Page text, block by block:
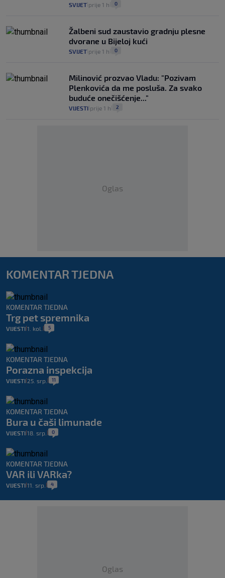
SVIJET prije 1 h 0
Žalbeni sud zaustavio gradnju plesne
dvorane u Bijeloj kući
SVIJET prije 1 h 0
Milinović prozvao Vladu: "Pozivam
Plenkovića da me posluša. Za svako
buduće onečišćenje..."
VIJESTI prije 1 h 2
Oglas
KOMENTAR TJEDNA
KOMENTAR TJEDNA
Trg pet spremnika
VIJESTI 1. kol. 5
KOMENTAR TJEDNA
Porazna inspekcija
VIJESTI 25. srp. 11
KOMENTAR TJEDNA
Bura u čaši limunade
VIJESTI 18. srp. 0
KOMENTAR TJEDNA
VAR ili VARka?
VIJESTI 11. srp. 4
Oglas